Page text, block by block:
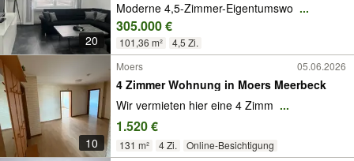
20
Moderne 4,5-Zimmer-Eigentumswo ...
305.000 €
101,36 m² 4,5 Zi.
10
Moers 05.06.2026
4 Zimmer Wohnung in Moers Meerbeck
Wir vermieten hier eine 4 Zimm ...
1.520 €
131 m² 4 Zi. Online-Besichtigung